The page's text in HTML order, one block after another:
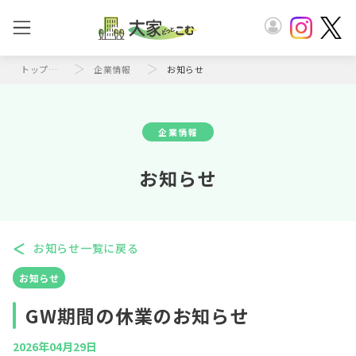
トップページ 企業情報 お知らせ
企業情報
お知らせ
お知らせ一覧に戻る
お知らせ
GW期間の休業のお知らせ
2026年04月29日